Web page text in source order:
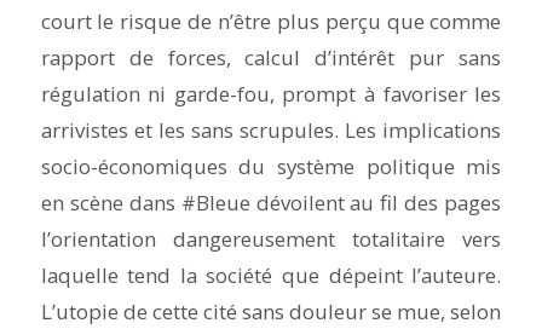
court le risque de n’être plus perçu que comme
rapport de forces, calcul d’intérêt pur sans
régulation ni garde-fou, prompt à favoriser les
arrivistes et les sans scrupules. Les implications
socio-économiques du système politique mis
en scène dans #Bleue dévoilent au fil des pages
l’orientation dangereusement totalitaire vers
laquelle tend la société que dépeint l’auteure.
L’utopie de cette cité sans douleur se mue, selon